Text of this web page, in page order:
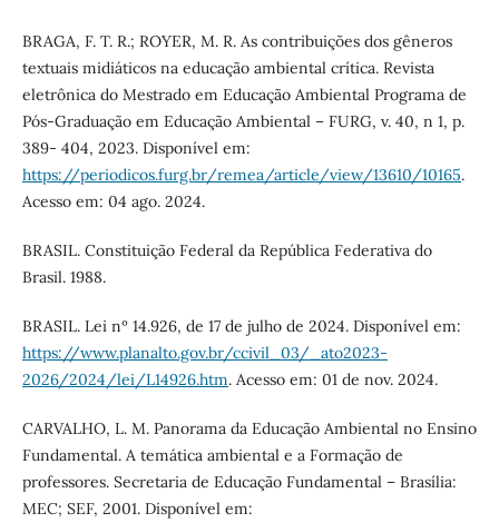
BRAGA, F. T. R.; ROYER, M. R. As contribuições dos gêneros
textuais midiáticos na educação ambiental crítica. Revista
eletrônica do Mestrado em Educação Ambiental Programa de
Pós-Graduação em Educação Ambiental – FURG, v. 40, n 1, p.
389- 404, 2023. Disponível em:
https://periodicos.furg.br/remea/article/view/13610/10165.
Acesso em: 04 ago. 2024.
BRASIL. Constituição Federal da República Federativa do
Brasil. 1988.
BRASIL. Lei nº 14.926, de 17 de julho de 2024. Disponível em:
https://www.planalto.gov.br/ccivil_03/_ato2023-
2026/2024/lei/L14926.htm. Acesso em: 01 de nov. 2024.
CARVALHO, L. M. Panorama da Educação Ambiental no Ensino
Fundamental. A temática ambiental e a Formação de
professores. Secretaria de Educação Fundamental – Brasília:
MEC; SEF, 2001. Disponível em: